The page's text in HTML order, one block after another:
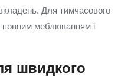
Для тимчасового
повним меблюванням і
швидкого